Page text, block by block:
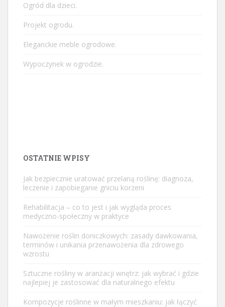
Ogród dla dzieci.
Projekt ogrodu.
Eleganckie meble ogrodowe.
Wypoczynek w ogrodzie.
OSTATNIE WPISY
Jak bezpiecznie uratować przelaną roślinę: diagnoza,
leczenie i zapobieganie gniciu korzeni
Rehabilitacja – co to jest i jak wygląda proces
medyczno-społeczny w praktyce
Nawożenie roślin doniczkowych: zasady dawkowania,
terminów i unikania przenawożenia dla zdrowego
wzrostu
Sztuczne rośliny w aranżacji wnętrz: jak wybrać i gdzie
najlepiej je zastosować dla naturalnego efektu
Kompozycje roślinne w małym mieszkaniu: jak łączyć